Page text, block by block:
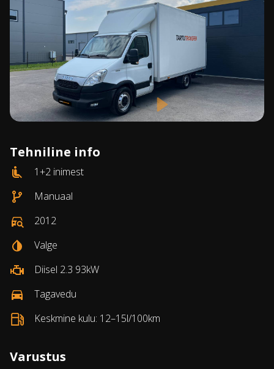
Tehniline info
1+2 inimest
Manuaal
2012
Valge
Diisel 2.3 93kW
Tagavedu
Keskmine kulu: 12–15l/100km
Varustus